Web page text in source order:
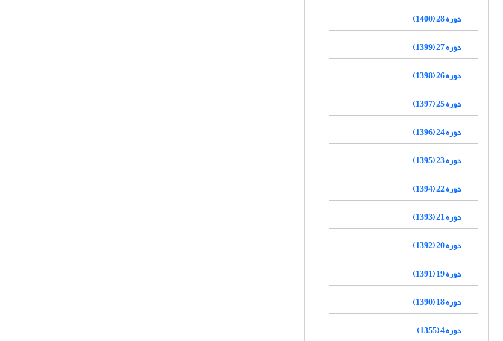
دوره 28 (1400)
دوره 27 (1399)
دوره 26 (1398)
دوره 25 (1397)
دوره 24 (1396)
دوره 23 (1395)
دوره 22 (1394)
دوره 21 (1393)
دوره 20 (1392)
دوره 19 (1391)
دوره 18 (1390)
دوره 4 (1355)